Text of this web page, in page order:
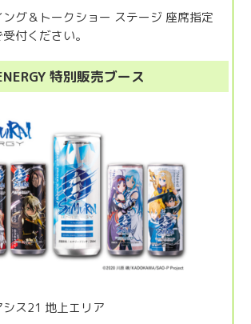
グ＆トークショー ステージ 座席指定
付ください。
特別販売ブース
シス21 地上エリア